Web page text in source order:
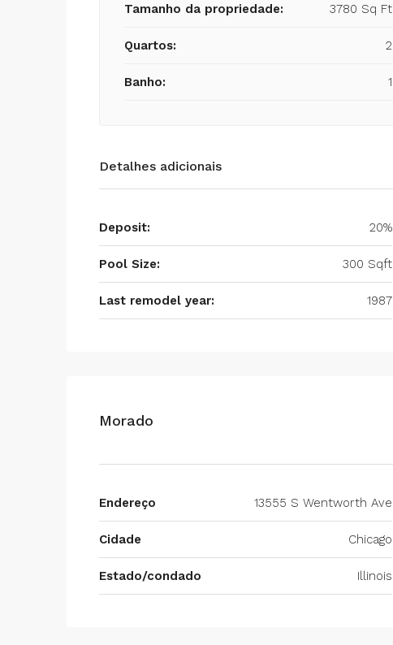
Tamanho da propriedade: 3780 Sq Ft
Quartos: 2
Banho: 1
Detalhes adicionais
Deposit: 20%
Pool Size: 300 Sqft
Last remodel year: 1987
Morado
Endereço 13555 S Wentworth Ave
Cidade Chicago
Estado/condado Illinois